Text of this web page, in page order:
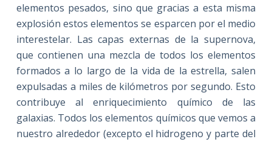
elementos pesados, sino que gracias a esta misma
explosión estos elementos se esparcen por el medio
interestelar. Las capas externas de la supernova,
que contienen una mezcla de todos los elementos
formados a lo largo de la vida de la estrella, salen
expulsadas a miles de kilómetros por segundo. Esto
contribuye al enriquecimiento químico de las
galaxias. Todos los elementos químicos que vemos a
nuestro alrededor (excepto el hidrogeno y parte del